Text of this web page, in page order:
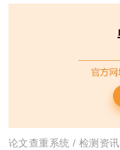
论文查重系统 / 检测资讯